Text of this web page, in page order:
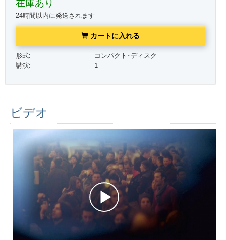
24時間以内に発送されます
カートに入れる
形式:
コンパクト･ディスク
講演:
1
ビデオ